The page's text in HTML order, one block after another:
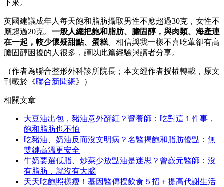
下來。
英國建議成年人每天飽和脂肪攝取男性不應超過30克，女性不
應超過20克。 一般人總把飽和脂肪、膽固醇，與肉類、海產連
在一起，較少懷疑甜點、蛋糕。相信與我一樣不喜吃葷卻有高
膽固醇困擾的人很多，謹以此篇經驗與讀者分享。
（作者為聯合整形外科診所院長；本文經作者授權轉載，原文
刊載於《聯合新聞網》）
相關文章
大豆油出包，豬油意外翻紅？營養師：吃對這１件事，
飽和脂肪也不怕
吃豬油、奶油反而沒文明病？名醫揭飽和脂肪優點：無
雙鍵高溫更安全
牛奶要選低脂、炒菜少放點油是迷思？曾嶔元醫師：沒
有脂肪，就沒有大腦
天天吃飽照樣瘦！基因醫傳授飲食５招＋提高代謝生活